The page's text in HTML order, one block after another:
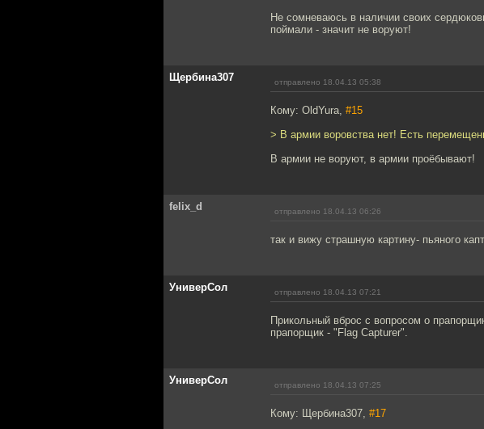
Не сомневаюсь в наличии своих
поймали - значит не воруют!
Щербина307 отправлено 18.04.13 05:38
Кому: OldYura, #15
> В армии воровства нет! Есть
В армии не воруют, в армии проёбывают!
felix_d отправлено 18.04.13 06:26
так и вижу страшную картину- пьяного
УниверСол отправлено 18.04.13 07:21
Прикольный вброс с вопросом о
прапорщик - "Flag Capturer".
УниверСол отправлено 18.04.13 07:25
Кому: Щербина307, #17